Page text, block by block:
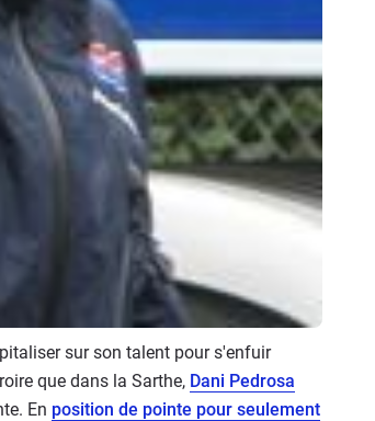
sur son talent pour s'enfuir
que dans la Sarthe, Dani Pedrosa
En position de pointe pour seulement